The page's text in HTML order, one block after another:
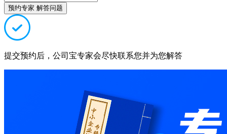
预约专家 解答问题
提交预约后，公司宝专家会尽快联系您并为您解答